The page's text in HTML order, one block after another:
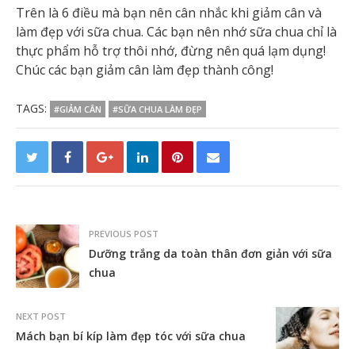
Trên là 6 điều mà bạn nên cân nhắc khi giảm cân và
làm đẹp với sữa chua. Các bạn nên nhớ sữa chua chỉ là
thực phẩm hỗ trợ thôi nhớ, đừng nên quá lạm dụng!
Chúc các bạn giảm cân làm đẹp thành công!
TAGS: #GIẢM CÂN #SỮA CHUA LÀM ĐẸP
PREVIOUS POST
Dưỡng trắng da toàn thân đơn giản với sữa
chua
NEXT POST
Mách bạn bí kíp làm đẹp tóc với sữa chua